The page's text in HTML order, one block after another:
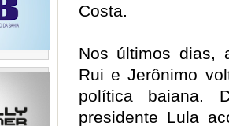
Costa.
Nos últimos dias,
Rui e Jerônimo
política baiana.
presidente Lula